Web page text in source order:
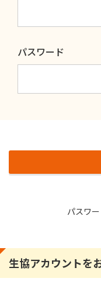
パスワード
パスワ
生協アカウントを